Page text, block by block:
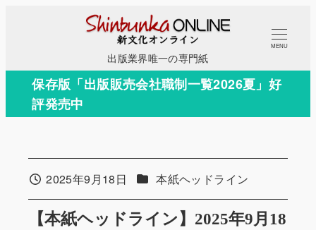
コ
テ
出版業界唯一の専門紙
MENU
保存版「出版販売会社職制一覧2026夏」好
評発売中
【本紙ヘッドライン】2025年9月18
投稿日2025年9月18日 カテゴリー
本紙ヘッドライン